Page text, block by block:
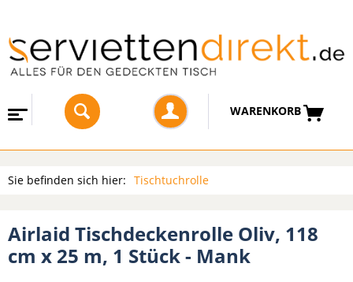
WARENKORB
Sie befinden sich hier: Tischtuchrolle
Airlaid Tischdeckenrolle Oliv, 118
cm x 25 m, 1 Stück - Mank